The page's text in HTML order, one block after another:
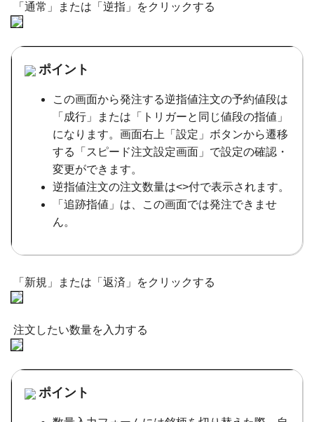
「通常」または「逆指」をクリックする
ポイント
この画面から発注する逆指値注文の予約値段は
「成行」または「トリガーと同じ値段の指値」
になります。画面右上「設定」ボタンから遷移
する「スピード注文設定画面」で設定の確認・
変更ができます。
逆指値注文の注文数量は<>付で表示されます。
「追跡指値」は、この画面では発注できませ
ん。
「新規」または「返済」をクリックする
注文したい数量を入力する
ポイント